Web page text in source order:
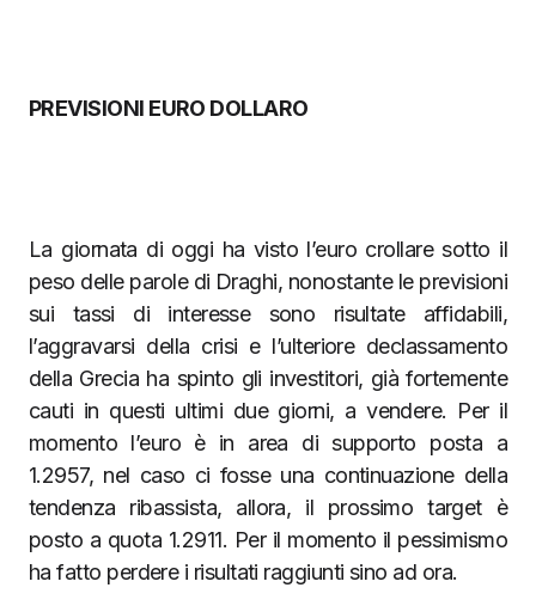
PREVISIONI EURO DOLLARO
La giornata di oggi ha visto l’euro crollare sotto il
peso delle parole di Draghi, nonostante le previsioni
sui tassi di interesse sono risultate affidabili,
l’aggravarsi della crisi e l’ulteriore declassamento
della Grecia ha spinto gli investitori, già fortemente
cauti in questi ultimi due giorni, a vendere. Per il
momento l’euro è in area di supporto posta a
1.2957, nel caso ci fosse una continuazione della
tendenza ribassista, allora, il prossimo target è
posto a quota 1.2911. Per il momento il pessimismo
ha fatto perdere i risultati raggiunti sino ad ora.